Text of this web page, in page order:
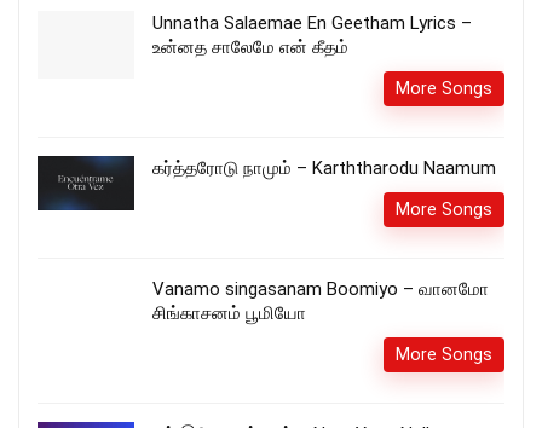
Unnatha Salaemae En Geetham Lyrics –
உன்னத சாலேமே என் கீதம்
More Songs
கர்த்தரோடு நாமும் – Karththarodu Naamum
More Songs
Vanamo singasanam Boomiyo – வானமோ
சிங்காசனம் பூமியோ
More Songs